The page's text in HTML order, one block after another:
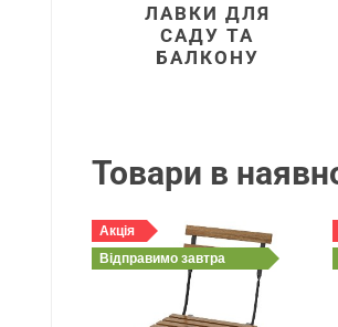
ЛАВКИ ДЛЯ
САДУ ТА
БАЛКОНУ
Товари в
Акція
Відправимо завтра